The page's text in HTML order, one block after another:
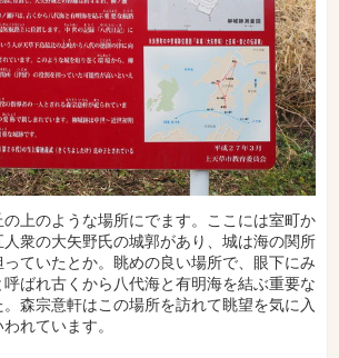
上のような場所にでます。ここには室町か
人衆の大矢野氏の城郭があり、城は海の関所
っていたとか。眺めの良い場所で、眼下にみ
ばれ古くから八代海と有明海を結ぶ重要な
森宗意軒はこの場所を訪れて眺望を気に入
れています。